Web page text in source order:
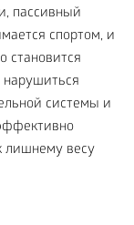
пассивный
спортом, и
становится
системы и
лишнему весу